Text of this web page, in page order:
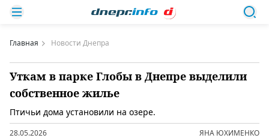
Главная Новости Днепра
Уткам в парке Глобы в Днепре выделили
собственное жилье
Птичьи дома установили на озере.
28.05.2026 ЯНА ЮХИМЕНКО